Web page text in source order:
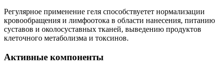
Регулярное применение геля способствуетет нормализации
кровообращения и лимфоотока в области нанесения, питанию
суставов и околосуставных тканей, выведению продуктов
клеточного метаболизма и токсинов.
Активные компоненты